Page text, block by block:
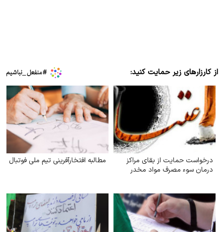
از کارزارهای زیر حمایت کنید:
درخواست حمایت از بقای مراکز
درمان سوء مصرف مواد مخدر
مطالبه افتخارآفرینی تیم ملی فوتبال